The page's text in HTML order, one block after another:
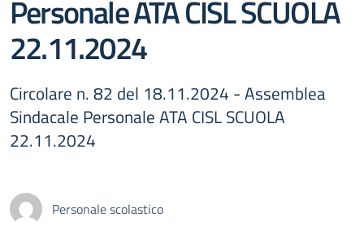
Personale ATA CISL SCUOLA
22.11.2024
Circolare n. 82 del 18.11.2024 - Assemblea
Sindacale Personale ATA CISL SCUOLA
22.11.2024
Personale scolastico